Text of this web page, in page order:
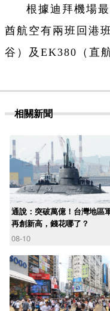
根據迪拜機場
酋航空有兩班回港
谷）及EK380（直
相關新聞
通說：突破萬億！台灣地區
再創新高，錢花哪了？
08-10